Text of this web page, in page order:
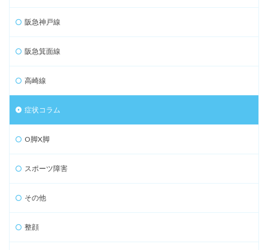
阪急神戸線
阪急箕面線
高崎線
症状コラム
O脚X脚
スポーツ障害
その他
整顔